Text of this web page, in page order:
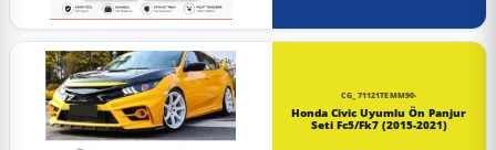
CG_71121TEMM90-
Honda Civic Uyumlu Ön Panjur
Seti Fc5/Fk7 (2015-2021)